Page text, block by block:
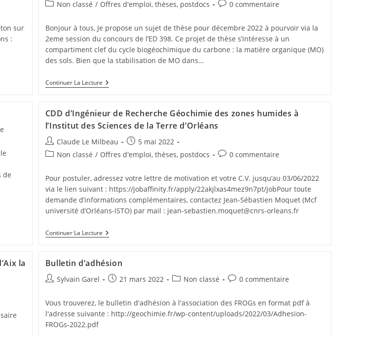
sur
:
Non classé / Offres d'emploi, thèses, postdocs 0 commentaire
Bonjour à tous, Je propose un sujet de thèse pour décembre 2022 à pourvoir via la
2eme session du concours de l’ED 398. Ce projet de thèse s’intéresse à un
compartiment clef du cycle biogéochimique du carbone : la matière organique (MO)
des sols. Bien que la stabilisation de MO dans…
Continuer La Lecture
de
CDD d’Ingénieur de Recherche Géochimie des zones humides à
l’Institut des Sciences de la Terre d’Orléans
Claude Le Milbeau
5 mai 2022
Non classé / Offres d'emploi, thèses, postdocs 0 commentaire
Pour postuler, adressez votre lettre de motivation et votre C.V. jusqu’au 03/06/2022
via le lien suivant : https://jobaffinity.fr/apply/22akjlxas4mez9n7pt/jobPour toute
demande d’informations complémentaires, contactez Jean-Sébastien Moquet (Mcf
université d’Orléans-ISTO) par mail : jean-sebastien.moquet@cnrs-orleans.fr
Continuer La Lecture
la
Bulletin d’adhésion
Sylvain Garel 21 mars 2022 Non classé 0 commentaire
Vous trouverez, le bulletin d'adhésion à l'association des FROGs en format pdf à
l'adresse suivante : http://geochimie.fr/wp-content/uploads/2022/03/Adhesion-
FROGs-2022.pdf